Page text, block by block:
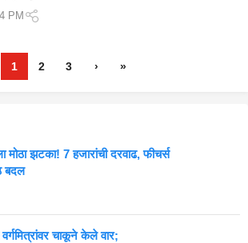
घडामोडी...
PM
1 2 3 › »
झटका! 7 हजारांची दरवाढ, फीचर्स
बदल
4 वर्गमित्रांवर चाकूने केले वार;